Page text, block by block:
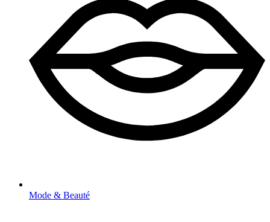
Mode & Beauté